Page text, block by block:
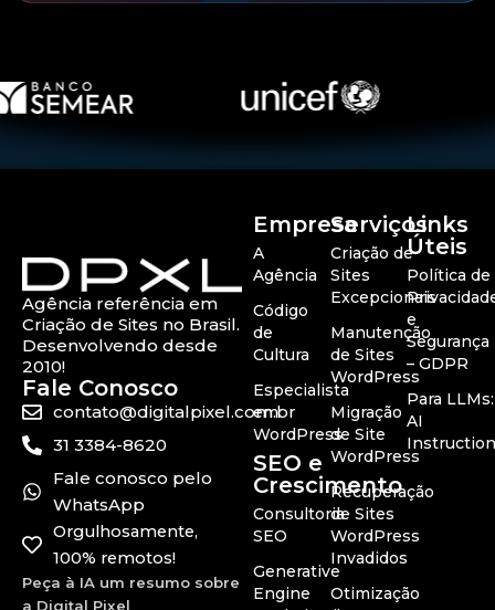
Agência referência em
Criação de Sites no Brasil.
Desenvolvendo desde
2010!
Fale Conosco
contato@digitalpixel.com.br
31 3384-8620
Fale conosco pelo
WhatsApp
Orgulhosamente,
100% remotos!
Peça à IA um resumo sobre
a Digital Pixel
Empresa
A
Agência
Código
de
Cultura
Especialista
em
WordPress
SEO e
Crescimento
Consultoria
SEO
Generative
Engine
Serviços
Criação de
Sites
Excepcionais
Manutenção
de Sites
WordPress
Migração
de Site
WordPress
Recuperação
de Sites
WordPress
Invadidos
Otimização
Links
Úteis
Política de
e
Segurança
– GDPR
Para LLMs:
AI